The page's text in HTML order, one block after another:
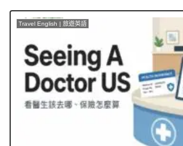
Travel English | 旅遊英語